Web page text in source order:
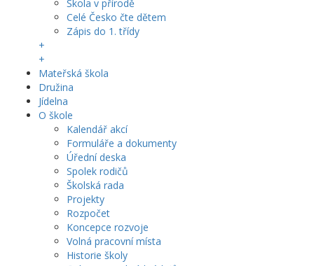
Škola v přírodě
Celé Česko čte dětem
Zápis do 1. třídy
+
+
Mateřská škola
Družina
Jídelna
O škole
Kalendář akcí
Formuláře a dokumenty
Úřední deska
Spolek rodičů
Školská rada
Projekty
Rozpočet
Koncepce rozvoje
Volná pracovní místa
Historie školy